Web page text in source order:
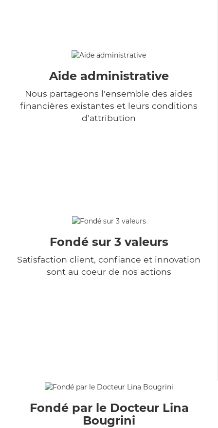
Aide administrative
Nous partageons l'ensemble des aides
financières existantes et leurs conditions
d'attribution
Fondé sur 3 valeurs
Satisfaction client, confiance et innovation
sont au coeur de nos actions
Fondé par le Docteur Lina
Bougrini